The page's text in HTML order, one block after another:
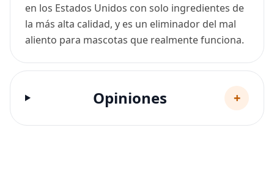
en los Estados Unidos con solo ingredientes de
la más alta calidad, y es un eliminador del mal
aliento para mascotas que realmente funciona.
Opiniones +